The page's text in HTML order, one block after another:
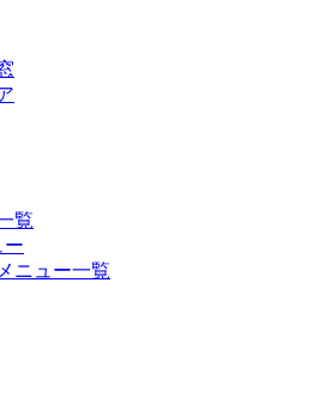
覧
ー
ニュー一覧